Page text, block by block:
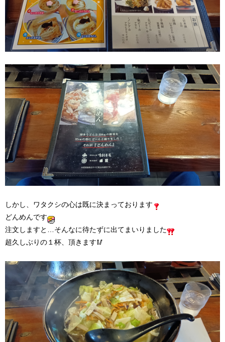
しかし、ワタクシの心は既に決まっております
どんめんです
注文しますと…そんなに待たずに出てまいりました
超久しぶりの１杯、頂きます🥢